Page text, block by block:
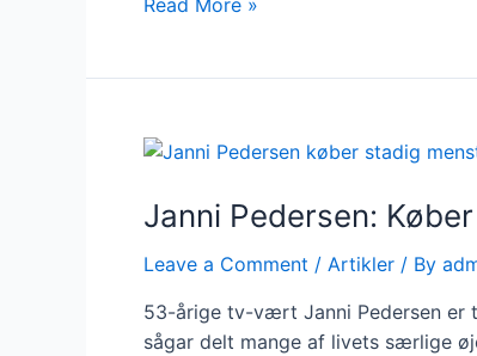
tempoet
overgangsalderen
Janni Pedersen:
Leave a Comment / Artikler / By
53-årige tv-vært Janni Pedersen er
sågar delt mange af livets særlige